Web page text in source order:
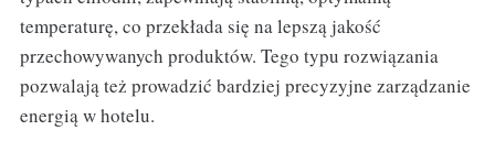
temperaturę, co przekłada się na lepszą jakość
przechowywanych produktów. Tego typu rozwiązania
pozwalają też prowadzić bardziej precyzyjne zarządzanie
energią w hotelu.